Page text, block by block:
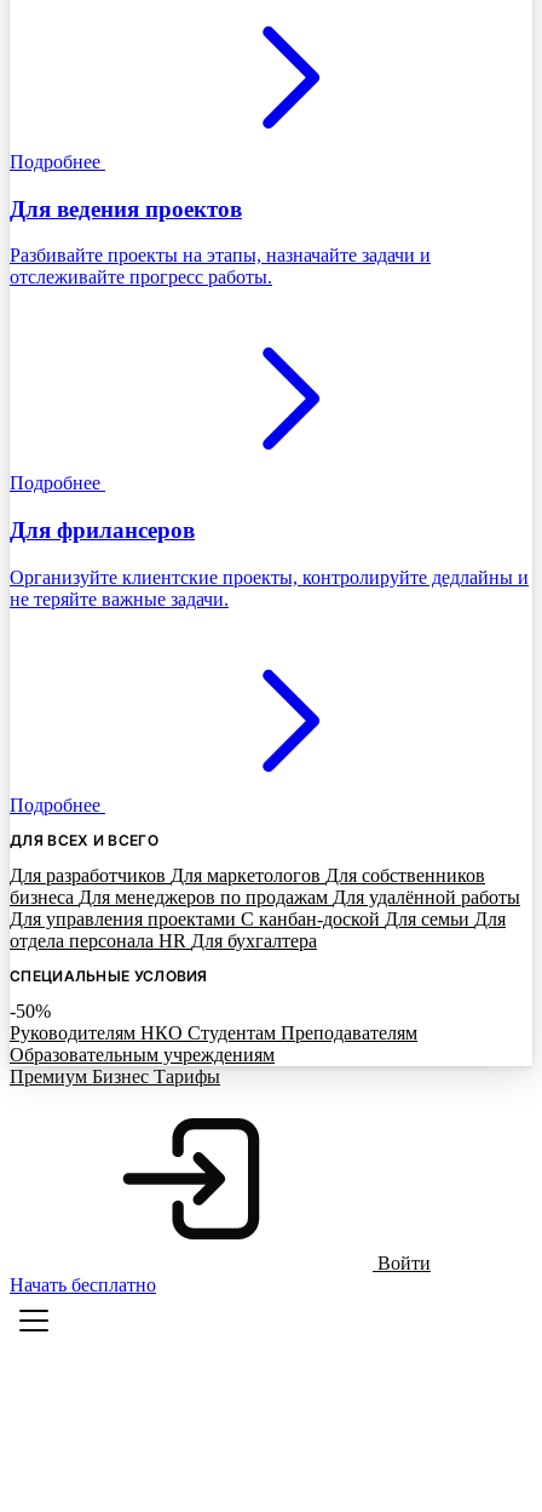
Подробнее
Для ведения проектов
Разбивайте проекты на этапы, назначайте задачи и
отслеживайте прогресс работы.
Подробнее
Для фрилансеров
Организуйте клиентские проекты, контролируйте дедлайны и
не теряйте важные задачи.
Подробнее
ДЛЯ ВСЕХ И ВСЕГО
Для разработчиков Для маркетологов Для собственников
бизнеса Для менеджеров по продажам Для удалённой работы
Для управления проектами С канбан-доской Для семьи Для
отдела персонала HR Для бухгалтера
СПЕЦИАЛЬНЫЕ УСЛОВИЯ
-50%
Руководителям НКО Студентам Преподавателям
Образовательным учреждениям
Премиум Бизнес Тарифы
Войти
Начать бесплатно